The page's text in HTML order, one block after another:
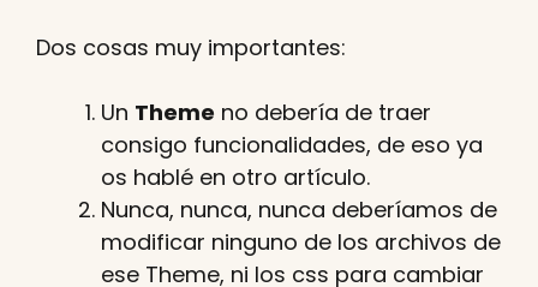
Dos cosas muy importantes:
Un Theme no debería de traer
consigo funcionalidades, de eso ya
os hablé en otro artículo.
Nunca, nunca, nunca deberíamos de
modificar ninguno de los archivos de
ese Theme, ni los css para cambiar